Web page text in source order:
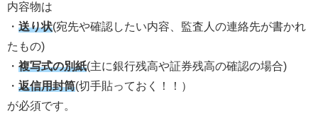
内容物は
・ 送り状(宛先や確認したい内容、監査人の連絡先が書かれ
たもの)
・ 複写式の別紙(主に銀行残高や証券残高の確認の場合)
・ 返信用封筒(切手貼っておく！！）
が必須です。